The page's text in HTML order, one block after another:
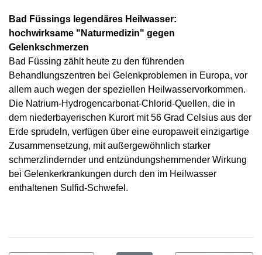
Bad Füssings legendäres Heilwasser:
hochwirksame "Naturmedizin" gegen
Gelenkschmerzen
Bad Füssing zählt heute zu den führenden
Behandlungszentren bei Gelenkproblemen in Europa, vor
allem auch wegen der speziellen Heilwasservorkommen.
Die Natrium-Hydrogencarbonat-Chlorid-Quellen, die in
dem niederbayerischen Kurort mit 56 Grad Celsius aus der
Erde sprudeln, verfügen über eine europaweit einzigartige
Zusammensetzung, mit außergewöhnlich starker
schmerzlindernder und entzündungshemmender Wirkung
bei Gelenkerkrankungen durch den im Heilwasser
enthaltenen Sulfid-Schwefel.